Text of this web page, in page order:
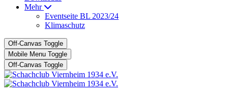
Mehr
Eventseite BL 2023/24
Klimaschutz
Off-Canvas Toggle
Mobile Menu Toggle
Off-Canvas Toggle